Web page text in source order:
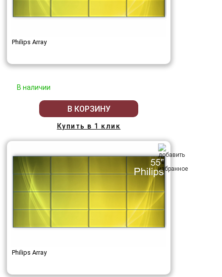
Philips Array
В наличии
В КОРЗИНУ
Купить в 1 клик
Philips Array